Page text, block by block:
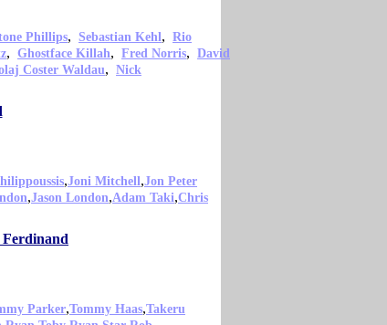
Phillips, Sebastian Kehl, Rio
, Ghostface Killah, Fred Norris, David
Coster Waldau, Nick
,Joni Mitchell,Jon Peter
,Jason London,Adam Taki,Chris
Ferdinand
Parker,Tommy Haas,Takeru